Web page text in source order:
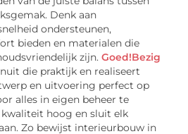
Denk aan
ondersteunen,
bieden en materialen die
zijn.Goed!Bezig
die praktijk en realiseert
en uitvoering perfect op
alles in eigen beheer te
hoog en sluit elk
Zo bewijst interieurbouw in